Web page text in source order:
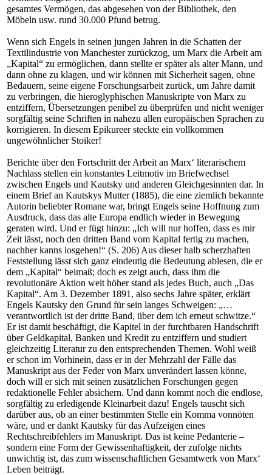
gesamtes Vermögen, das abgesehen von der Bibliothek, den
Möbeln usw. rund 30.000 Pfund betrug.
Wenn sich Engels in seinen jungen Jahren in die Schatten der
Textilindustrie von Manchester zurückzog, um Marx die Arbeit am
„Kapital“ zu ermöglichen, dann stellte er später als alter Mann, und
dann ohne zu klagen, und wir können mit Sicherheit sagen, ohne
Bedauern, seine eigene Forschungsarbeit zurück, um Jahre damit
zu verbringen, die hieroglyphischen Manuskripte von Marx zu
entziffern, Übersetzungen penibel zu überprüfen und nicht weniger
sorgfältig seine Schriften in nahezu allen europäischen Sprachen zu
korrigieren. In diesem Epikureer steckte ein vollkommen
ungewöhnlicher Stoiker!
Berichte über den Fortschritt der Arbeit an Marx‘ literarischem
Nachlass stellen ein konstantes Leitmotiv im Briefwechsel
zwischen Engels und Kautsky und anderen Gleichgesinnten dar. In
einem Brief an Kautskys Mutter (1885), die eine ziemlich bekannte
Autorin beliebter Romane war, bringt Engels seine Hoffnung zum
Ausdruck, dass das alte Europa endlich wieder in Bewegung
geraten wird. Und er fügt hinzu: „Ich will nur hoffen, dass es mir
Zeit lässt, noch den dritten Band vom Kapital fertig zu machen,
nachher kanns losgehen!“ (S. 206) Aus dieser halb scherzhaften
Feststellung lässt sich ganz eindeutig die Bedeutung ablesen, die er
dem „Kapital“ beimaß; doch es zeigt auch, dass ihm die
revolutionäre Aktion weit höher stand als jedes Buch, auch „Das
Kapital“. Am 3. Dezember 1891, also sechs Jahre später, erklärt
Engels Kautsky den Grund für sein langes Schweigen: „…
verantwortlich ist der dritte Band, über dem ich erneut schwitze.“
Er ist damit beschäftigt, die Kapitel in der furchtbaren Handschrift
über Geldkapital, Banken und Kredit zu entziffern und studiert
gleichzeitig Literatur zu den entsprechenden Themen. Wohl weiß
er schon im Vorhinein, dass er in der Mehrzahl der Fälle das
Manuskript aus der Feder von Marx unverändert lassen könne,
doch will er sich mit seinen zusätzlichen Forschungen gegen
redaktionelle Fehler absichern. Und dann kommt noch die endlose,
sorgfältig zu erledigende Kleinarbeit dazu! Engels tauscht sich
darüber aus, ob an einer bestimmten Stelle ein Komma vonnöten
wäre, und er dankt Kautsky für das Aufzeigen eines
Rechtschreibfehlers im Manuskript. Das ist keine Pedanterie –
sondern eine Form der Gewissenhaftigkeit, der zufolge nichts
unwichtig ist, das zum wissenschaftlichen Gesamtwerk von Marx‘
Leben beiträgt.